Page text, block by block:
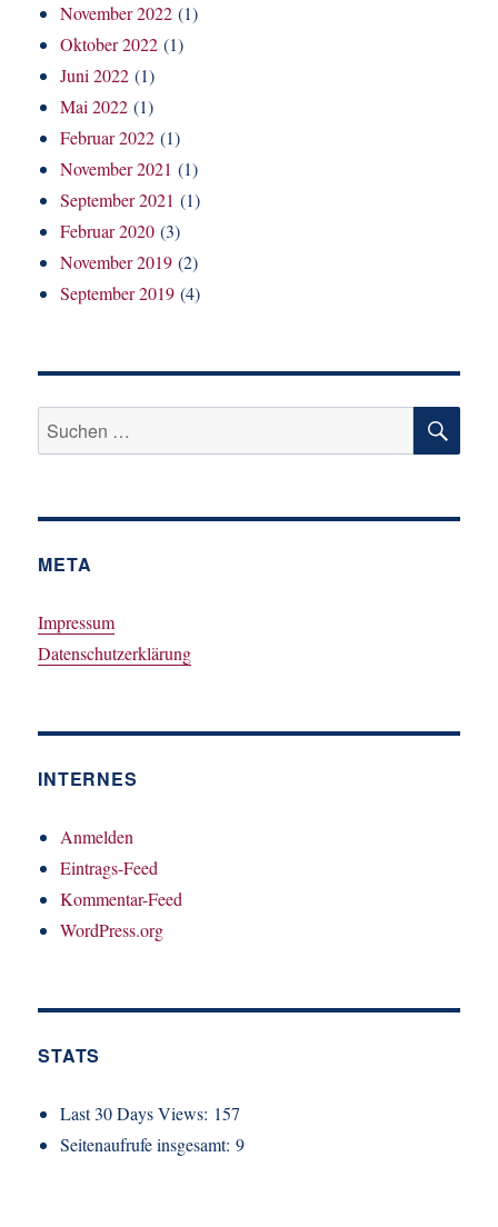
November 2022 (1)
Oktober 2022 (1)
Juni 2022 (1)
Mai 2022 (1)
Februar 2022 (1)
November 2021 (1)
September 2021 (1)
Februar 2020 (3)
November 2019 (2)
September 2019 (4)
Suchen
nach:
META
Impressum
Datenschutzerklärung
INTERNES
Anmelden
Eintrags-Feed
Kommentar-Feed
WordPress.org
STATS
Last 30 Days Views: 157
Seitenaufrufe insgesamt:9